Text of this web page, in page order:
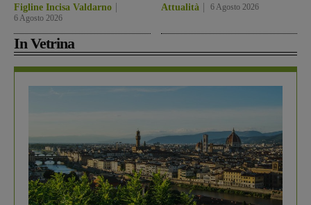
Figline Incisa Valdarno
6 Agosto 2026
Attualità 6 Agosto 2026
In Vetrina